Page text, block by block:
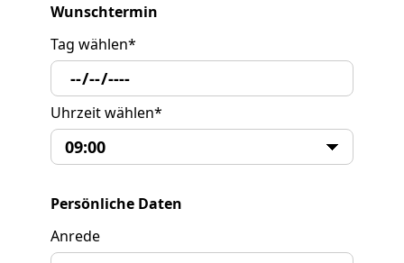
Wunschtermin
Tag wählen*
Uhrzeit wählen*
Persönliche Daten
Anrede